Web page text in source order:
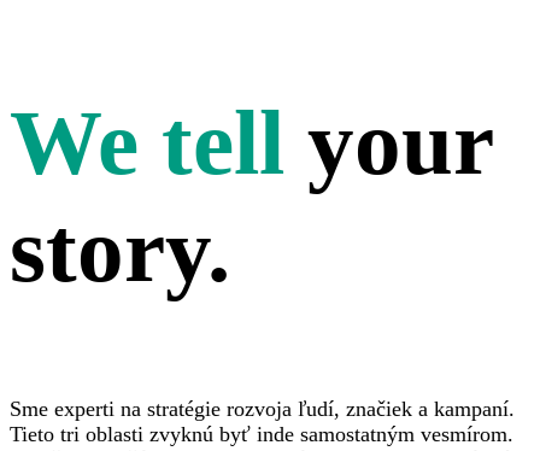
We tell your
story.
Sme experti na stratégie rozvoja ľudí, značiek a kampaní.
Tieto tri oblasti zvyknú byť inde samostatným vesmírom.